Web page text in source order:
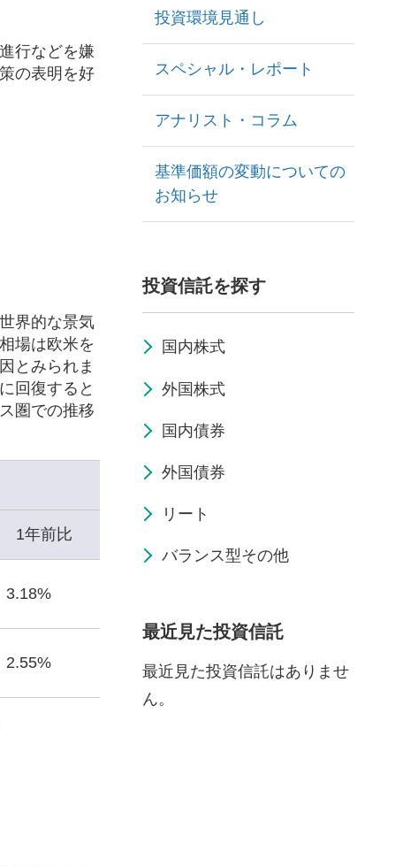
行などを嫌
の表明を好
界的な景気
場は欧米を
とみられま
回復すると
圏での推移
1年前比
3.18%
2.55%
投資環境見通し
スペシャル・レポート
アナリスト・コラム
基準価額の変動についての
お知らせ
投資信託を探す
国内株式
外国株式
国内債券
外国債券
リート
バランス型その他
最近見た投資信託
最近見た投資信託はありませ
ん。